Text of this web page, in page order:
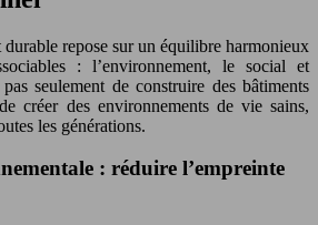
repose sur un équilibre harmonieux
: l’environnement, le social et
seulement de construire des bâtiments
créer des environnements de vie sains,
les générations.
: réduire l’empreinte